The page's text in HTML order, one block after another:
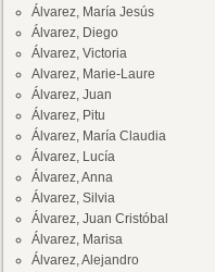
Álvarez, María Jesús
Álvarez, Diego
Álvarez, Victoria
Alvarez, Marie-Laure
Álvarez, Juan
Álvarez, Pitu
Álvarez, María Claudia
Álvarez, Lucía
Álvarez, Anna
Álvarez, Silvia
Álvarez, Juan Cristóbal
Álvarez, Marisa
Álvarez, Alejandro